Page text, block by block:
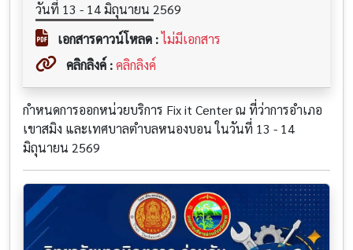
วันที่ 13 - 14 มิถุนายน 2569
เอกสารดาวน์โหลด : ไม่มีเอกสาร
คลิกลิงค์ :คลิกลิงค์
กำหนดการออกหน่วยบริการ Fix it Center ณ ที่ว่าการอำเภอ
เขาสมิง และเทศบาลตำบลหนองบอน ในวันที่ 13 - 14
มิถุนายน 2569